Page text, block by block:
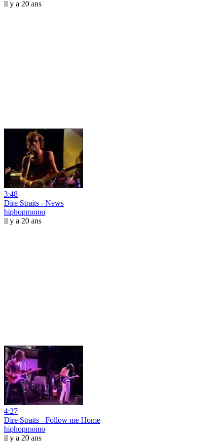
il y a 20 ans
3:48
Dire Straits - News
hiphopmomo
il y a 20 ans
4:27
Dire Straits - Follow me Home
hiphopmomo
il y a 20 ans